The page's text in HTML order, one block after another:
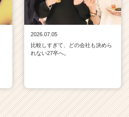
2026.07.05
比較しすぎて、どの会社も決めら
れない27卒へ。